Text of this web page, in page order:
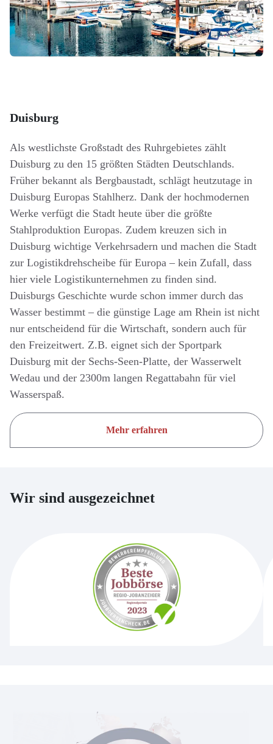
Duisburg
Als westlichste Großstadt des Ruhrgebietes zählt
Duisburg zu den 15 größten Städten Deutschlands.
Früher bekannt als Bergbaustadt, schlägt heutzutage in
Duisburg Europas Stahlherz. Dank der hochmodernen
Werke verfügt die Stadt heute über die größte
Stahlproduktion Europas. Zudem kreuzen sich in
Duisburg wichtige Verkehrsadern und machen die Stadt
zur Logistikdrehscheibe für Europa – kein Zufall, dass
hier viele Logistikunternehmen zu finden sind.
Duisburgs Geschichte wurde schon immer durch das
Wasser bestimmt – die günstige Lage am Rhein ist nicht
nur entscheidend für die Wirtschaft, sondern auch für
den Freizeitwert. Z.B. eignet sich der Sportpark
Duisburg mit der Sechs-Seen-Platte, der Wasserwelt
Wedau und der 2300m langen Regattabahn für viel
Wasserspaß.
Mehr erfahren
Wir sind ausgezeichnet